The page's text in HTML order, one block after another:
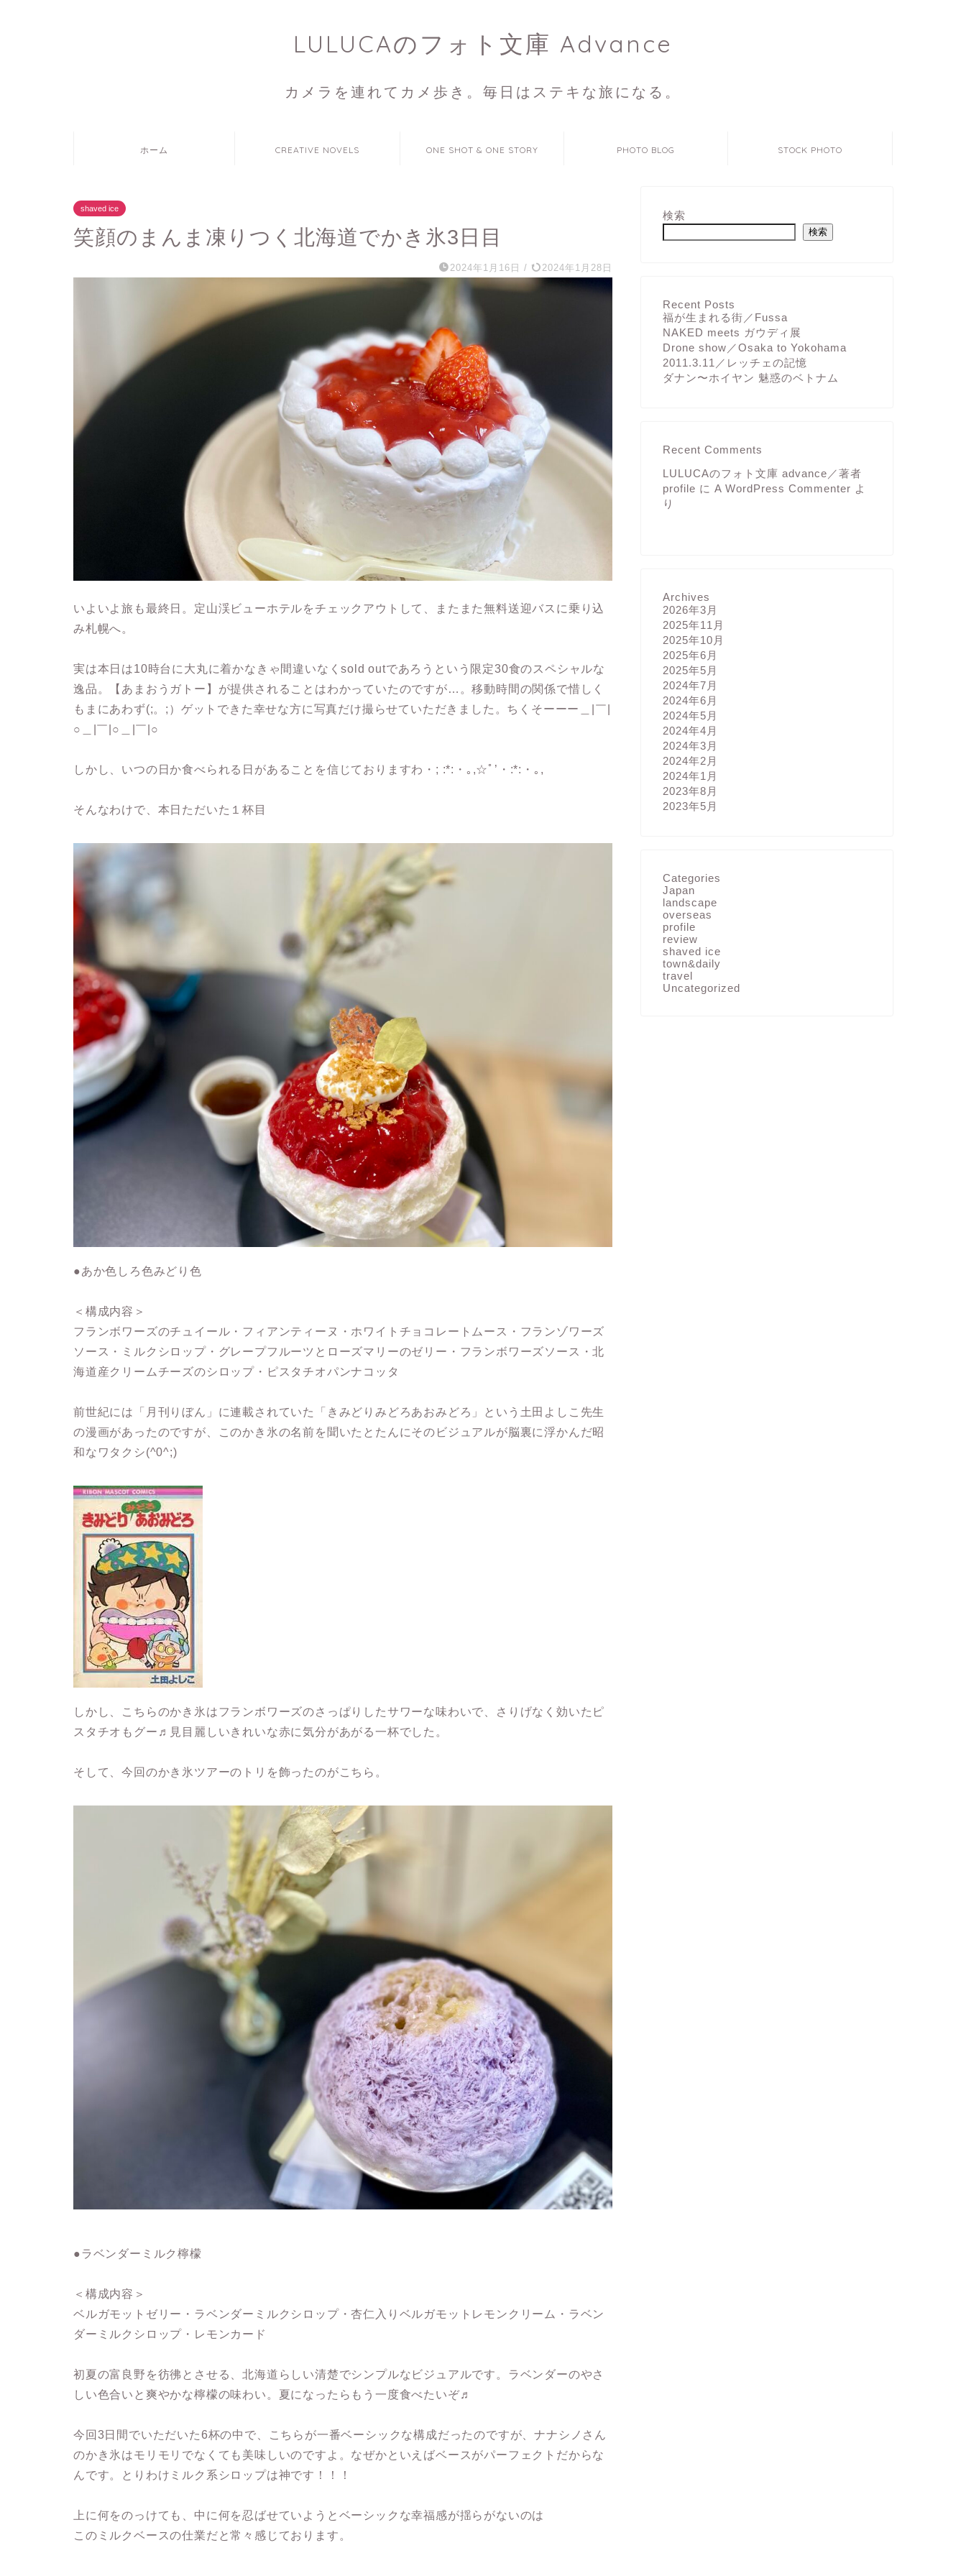
LULUCAのフォト文庫 Advance
カメラを連れてカメ歩き。毎日はステキな旅になる。
ホーム CREATIVE NOVELS ONE SHOT & ONE STORY PHOTO BLOG STOCK PHOTO
shaved ice
笑顔のまんま凍りつく北海道でかき氷3日目
2024年1月16日 / 2024年1月28日
いよいよ旅も最終日。定山渓ビューホテルをチェックアウトして、またまた無料送迎バスに乗り込
み札幌へ。
実は本日は10時台に大丸に着かなきゃ間違いなくsold outであろうという限定30食のスペシャルな
逸品。【あまおうガトー】が提供されることはわかっていたのですが…。移動時間の関係で惜しく
もまにあわず(;。;）ゲットできた幸せな方に写真だけ撮らせていただきました。ちくそーーー＿|￣|
○＿|￣|○＿|￣|○
しかし、いつの日か食べられる日があることを信じておりますわ・; :*:・｡,☆ﾟ’・:*:・｡,
そんなわけで、本日ただいた１杯目
●あか色しろ色みどり色
＜構成内容＞
フランボワーズのチュイール・フィアンティーヌ・ホワイトチョコレートムース・フランゾワーズ
ソース・ミルクシロップ・グレープフルーツとローズマリーのゼリー・フランボワーズソース・北
海道産クリームチーズのシロップ・ピスタチオパンナコッタ
前世紀には「月刊りぼん」に連載されていた「きみどりみどろあおみどろ」という土田よしこ先生
の漫画があったのですが、このかき氷の名前を聞いたとたんにそのビジュアルが脳裏に浮かんだ昭
和なワタクシ(^0^;)
しかし、こちらのかき氷はフランボワーズのさっぱりしたサワーな味わいで、さりげなく効いたピ
スタチオもグー♬見目麗しいきれいな赤に気分があがる一杯でした。
そして、今回のかき氷ツアーのトリを飾ったのがこちら。
●ラベンダーミルク檸檬
＜構成内容＞
ベルガモットゼリー・ラベンダーミルクシロップ・杏仁入りベルガモットレモンクリーム・ラベン
ダーミルクシロップ・レモンカード
初夏の富良野を彷彿とさせる、北海道らしい清楚でシンプルなビジュアルです。ラベンダーのやさ
しい色合いと爽やかな檸檬の味わい。夏になったらもう一度食べたいぞ♬
今回3日間でいただいた6杯の中で、こちらが一番ベーシックな構成だったのですが、ナナシノさん
のかき氷はモリモリでなくても美味しいのですよ。なぜかといえばベースがパーフェクトだからな
んです。とりわけミルク系シロップは神です！！！
上に何をのっけても、中に何を忍ばせていようとベーシックな幸福感が揺らがないのは
このミルクベースの仕業だと常々感じております。
検索
検索
Recent Posts
福が生まれる街／Fussa
NAKED meets ガウディ展
Drone show／Osaka to Yokohama
2011.3.11／レッチェの記憶
ダナン〜ホイヤン 魅惑のベトナム
Recent Comments
LULUCAのフォト文庫 advance／著者
profile に A WordPress Commenter よ
り
Archives
2026年3月
2025年11月
2025年10月
2025年6月
2025年5月
2024年7月
2024年6月
2024年5月
2024年4月
2024年3月
2024年2月
2024年1月
2023年8月
2023年5月
Categories
Japan
landscape
overseas
profile
review
shaved ice
town&daily
travel
Uncategorized